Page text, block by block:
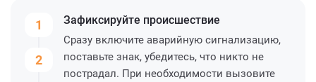
1
2
Зафиксируйте происшествие
Сразу включите аварийную сигнализацию,
поставьте знак, убедитесь, что никто не
пострадал. При необходимости вызовите